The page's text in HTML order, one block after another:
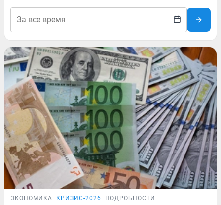
ЭКОНОМИКА КРИЗИС-2026 ПОДРОБНОСТИ